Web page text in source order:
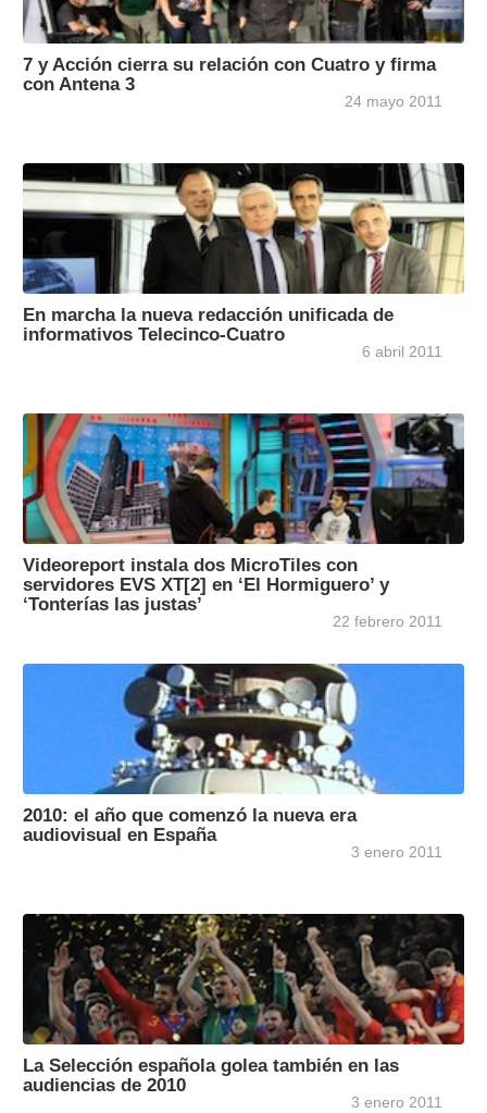
7 y Acción cierra su relación con Cuatro y firma
con Antena 3
24 mayo 2011
En marcha la nueva redacción unificada de
informativos Telecinco-Cuatro
6 abril 2011
Videoreport instala dos MicroTiles con
servidores EVS XT[2] en ‘El Hormiguero’ y
‘Tonterías las justas’
22 febrero 2011
2010: el año que comenzó la nueva era
audiovisual en España
3 enero 2011
La Selección española golea también en las
audiencias de 2010
3 enero 2011